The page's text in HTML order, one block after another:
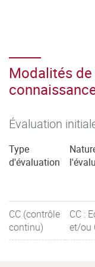
Modalités
Évaluation
Type
d'évaluation
CC (contrôle
continu)
CC :
et/ou